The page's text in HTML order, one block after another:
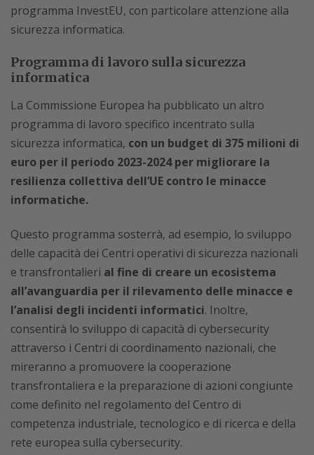
programma InvestEU, con particolare attenzione alla
sicurezza informatica.
Programma di lavoro sulla sicurezza
informatica
La Commissione Europea ha pubblicato un altro
programma di lavoro specifico incentrato sulla
sicurezza informatica, con un budget di 375 milioni di
euro per il periodo 2023-2024 per migliorare la
resilienza collettiva dell’UE contro le minacce
informatiche.
Questo programma sosterrà, ad esempio, lo sviluppo
delle capacità dei Centri operativi di sicurezza nazionali
e transfrontalieri al fine di creare un ecosistema
all’avanguardia per il rilevamento delle minacce e
l’analisi degli incidenti informatici. Inoltre,
consentirà lo sviluppo di capacità di cybersecurity
attraverso i Centri di coordinamento nazionali, che
mireranno a promuovere la cooperazione
transfrontaliera e la preparazione di azioni congiunte
come definito nel regolamento del Centro di
competenza industriale, tecnologico e di ricerca e della
rete europea sulla cybersecurity.